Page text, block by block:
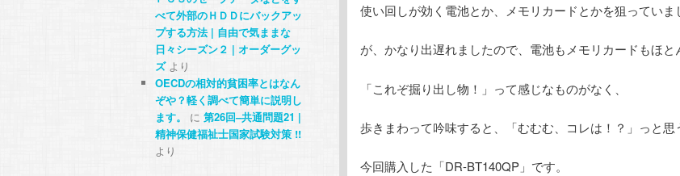
使い回しが効く電池とか、メモリカードとかを狙っていま
が、かなり出遅れましたので、電池もメモリカードもほと
「これぞ掘り出し物！」って感じなものがなく、
歩きまわって吟味すると、「むむむ、コレは！？」っと思
今回購入した「DR-BT140QP」です。
べて外部のＨＤＤにバックアッ
プする方法 | 自由で気ままな
日々シーズン２ | オーダーグッ
ズより
OECDの相対的貧困率とはなん
ぞや？軽く調べて簡単に説明し
ます。
に 第26回–共通問題21 |
精神保健福祉士国家試験対策 !!
より